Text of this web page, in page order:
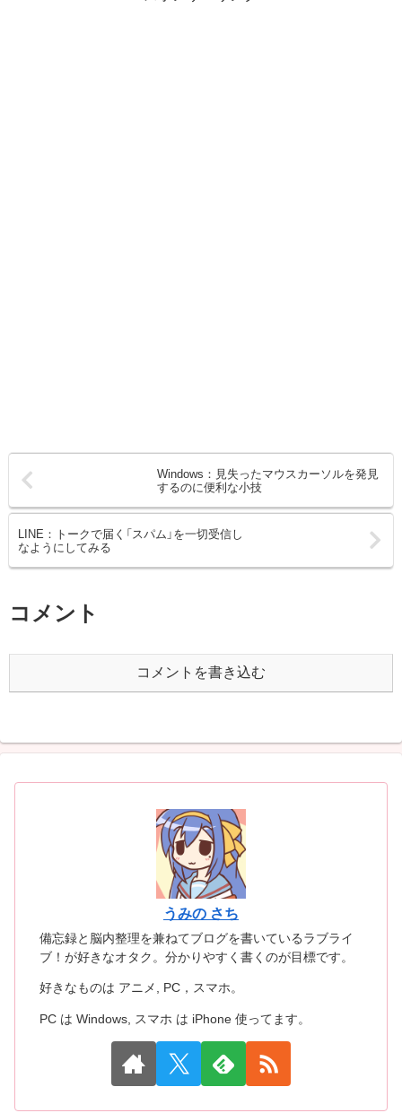
Windows：見失ったマウスカーソルを発見
するのに便利な小技
LINE：トークで届く「スパム」を一切受信し
なようにしてみる
コメント
コメントを書き込む
うみの さち
備忘録と脳内整理を兼ねてブログを書いているラブライ
ブ！が好きなオタク。分かりやすく書くのが目標です。
好きなものは アニメ, PC，スマホ。
PC は Windows, スマホ は iPhone 使ってます。